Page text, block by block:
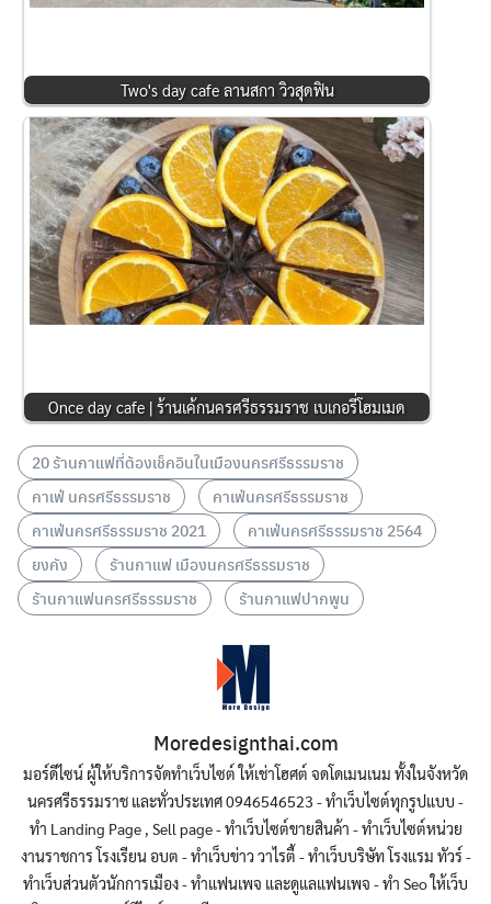
Two's day cafe ลานสกา วิวสุดฟิน
Once day cafe | ร้านเค้กนครศรีธรรมราช เบเกอรี่โฮมเมด
20 ร้านกาแฟที่ต้องเช็คอินในเมืองนครศรีธรรมราช
คาเฟ่ นครศรีธรรมราช
คาเฟ่นครศรีธรรมราช
คาเฟ่นครศรีธรรมราช 2021
คาเฟ่นครศรีธรรมราช 2564
ยงคัง
ร้านกาแฟ เมืองนครศรีธรรมราช
ร้านกาแฟนครศรีธรรมราช
ร้านกาแฟปากพูน
Moredesignthai.com
มอร์ดีไซน์ ผู้ให้บริการจัดทำเว็บไซต์ ให้เช่าโฮศต์ จดโดเมนเนม ทั้งในจังหวัด
นครศรีธรรมราช และทั่วประเทศ 0946546523 - ทำเว็บไซต์ทุกรูปแบบ -
ทำ Landing Page , Sell page - ทำเว็บไซต์ขายสินค้า - ทำเว็บไซต์หน่วย
งานราชการ โรงเรียน อบต - ทำเว็บข่าว วาไรตี้ - ทำเว็บบริษัท โรงแรม ทัวร์ -
ทำเว็บส่วนตัวนักการเมือง - ทำแฟนเพจ และดูแลแฟนเพจ - ทำ Seo ให้เว็บ